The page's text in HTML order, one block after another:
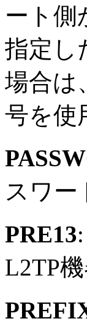
ート側
指定し
場合は
号を使
スワー
PRE13
L2TP